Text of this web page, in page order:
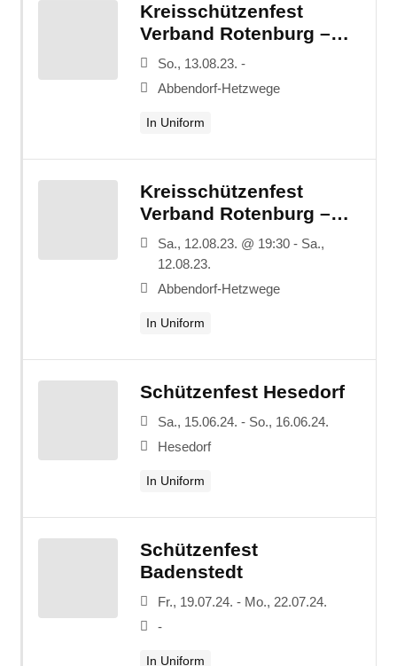
Kreisschützenfest
Verband Rotenburg –
Festumzug
So., 13.08.23. -
Abbendorf-Hetzwege
In Uniform
Kreisschützenfest
Verband Rotenburg –
Kommersabend
Sa., 12.08.23. @ 19:30 - Sa.,
12.08.23.
Abbendorf-Hetzwege
In Uniform
Schützenfest Hesedorf
Sa., 15.06.24. - So., 16.06.24.
Hesedorf
In Uniform
Schützenfest
Badenstedt
Fr., 19.07.24. - Mo., 22.07.24.
-
In Uniform